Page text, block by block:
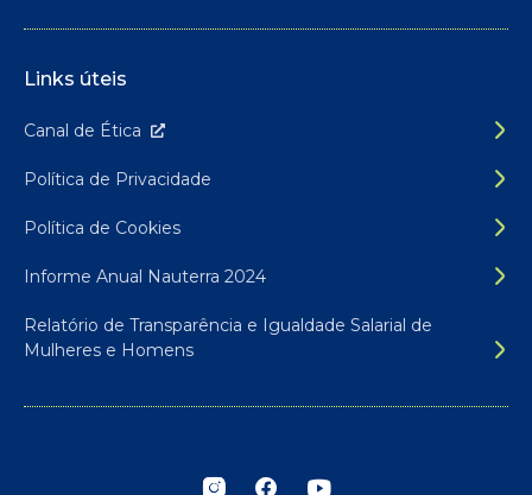
Links úteis
Canal de Ética
Política de Privacidade
Política de Cookies
Informe Anual Nauterra 2024
Relatório de Transparência e Igualdade Salarial de
Mulheres e Homens